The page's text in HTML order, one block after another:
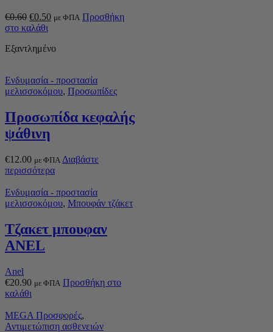
€0.60 €0.50 με ΦΠΑ Προσθήκη
στο καλάθι
Εξαντλημένο
Ενδυμασία - προστασία
μελισσοκόμου, Προσωπίδες
Προσωπίδα κεφαλής
ψάθινη
€12.00 με ΦΠΑ Διαβάστε
περισσότερα
Ενδυμασία - προστασία
μελισσοκόμου, Μπουφάν τζάκετ
Τζακετ μπουφαν
ANEL
Anel
€20.90 με ΦΠΑ Προσθήκη στο
καλάθι
MEGA Προσφορές,
Αντιμετώπιση ασθενειών